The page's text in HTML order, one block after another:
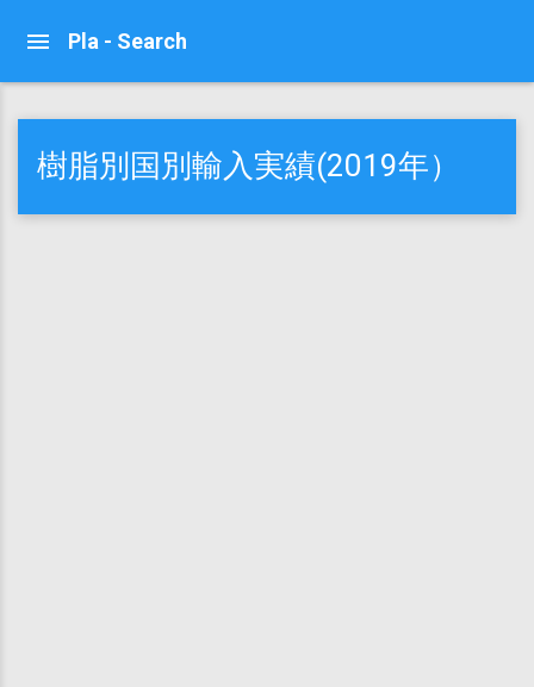
Pla - Search
樹脂別国別輸入実績(2019年）